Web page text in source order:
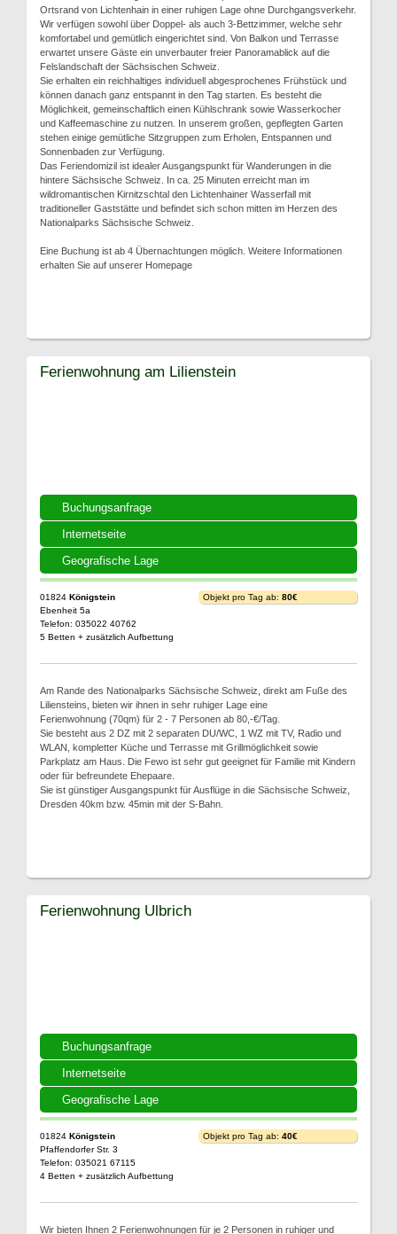
Ortsrand von Lichtenhain in einer ruhigen Lage ohne Durchgangsverkehr.
Wir verfügen sowohl über Doppel- als auch 3-Bettzimmer, welche sehr
komfortabel und gemütlich eingerichtet sind. Von Balkon und Terrasse
erwartet unsere Gäste ein unverbauter freier Panoramablick auf die
Felslandschaft der Sächsischen Schweiz.
Sie erhalten ein reichhaltiges individuell abgesprochenes Frühstück und
können danach ganz entspannt in den Tag starten. Es besteht die
Möglichkeit, gemeinschaftlich einen Kühlschrank sowie Wasserkocher
und Kaffeemaschine zu nutzen. In unserem großen, gepflegten Garten
stehen einige gemütliche Sitzgruppen zum Erholen, Entspannen und
Sonnenbaden zur Verfügung.
Das Feriendomizil ist idealer Ausgangspunkt für Wanderungen in die
hintere Sächsische Schweiz. In ca. 25 Minuten erreicht man im
wildromantischen Kirnitzschtal den Lichtenhainer Wasserfall mit
traditioneller Gaststätte und befindet sich schon mitten im Herzen des
Nationalparks Sächsische Schweiz.
Eine Buchung ist ab 4 Übernachtungen möglich. Weitere Informationen
erhalten Sie auf unserer Homepage
Buchungsanfrage
Internetseite
Geografische Lage
Ferienwohnung am Lilienstein
01824 Königstein
Ebenheit 5a
Telefon: 035022 40762
5 Betten + zusätzlich Aufbettung
Objekt pro Tag ab: 80€
Am Rande des Nationalparks Sächsische Schweiz, direkt am Fuße des
Liliensteins, bieten wir ihnen in sehr ruhiger Lage eine
Ferienwohnung (70qm) für 2 - 7 Personen ab 80,-€/Tag.
Sie besteht aus 2 DZ mit 2 separaten DU/WC, 1 WZ mit TV, Radio und
WLAN, kompletter Küche und Terrasse mit Grillmöglichkeit sowie
Parkplatz am Haus. Die Fewo ist sehr gut geeignet für Familie mit Kindern
oder für befreundete Ehepaare.
Sie ist günstiger Ausgangspunkt für Ausflüge in die Sächsische Schweiz,
Dresden 40km bzw. 45min mit der S-Bahn.
Buchungsanfrage
Internetseite
Geografische Lage
Ferienwohnung Ulbrich
01824 Königstein
Pfaffendorfer Str. 3
Telefon: 035021 67115
4 Betten + zusätzlich Aufbettung
Objekt pro Tag ab: 40€
Wir bieten Ihnen 2 Ferienwohnungen für je 2 Personen in ruhiger und